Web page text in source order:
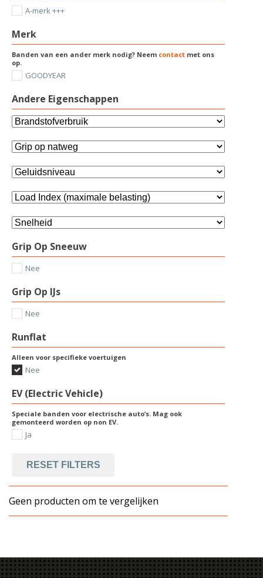
A-merk +++
Merk
Banden van een ander merk nodig? Neem contact met ons
op.
GOODYEAR
Andere Eigenschappen
Grip Op Sneeuw
Nee
Grip Op IJs
Nee
Runflat
Alleen voor specifieke voertuigen
Nee
EV (Electric Vehicle)
Speciale banden voor electrische auto’s. Mag ook
gemonteerd worden op non EV.
Ja
RESET FILTERS
Geen producten om te vergelijken